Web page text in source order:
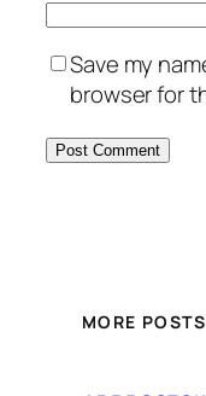
Save my
browser for
MORE POSTS